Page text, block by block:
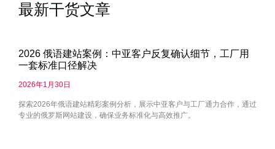
最新干货文章
2026 俄语建站案例：中亚客户反复确认细节，工厂用
一套标准口径解决
2026年1月30日
探索2026年俄语建站精彩案例分析，展示中亚客户与工厂通力合作，通过
专业的俄罗斯网站建设，确保业务标准化与高效推广。